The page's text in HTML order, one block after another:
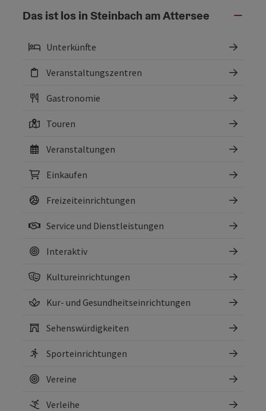
Das ist los in Steinbach am Attersee
Unterkünfte
Veranstaltungszentren
Gastronomie
Touren
Veranstaltungen
Einkaufen
Freizeiteinrichtungen
Service und Dienstleistungen
Interaktiv
Kultureinrichtungen
Kur- und Gesundheitseinrichtungen
Sehenswürdigkeiten
Sporteinrichtungen
Vereine
Verleihe